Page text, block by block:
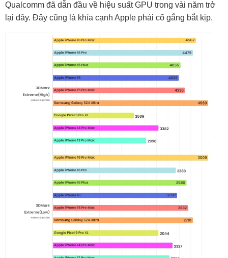
Qualcomm đã dẫn đầu về hiệu suất GPU trong vài năm trở
lại đây. Đây cũng là khía cạnh Apple phải cố gắng bắt kịp.